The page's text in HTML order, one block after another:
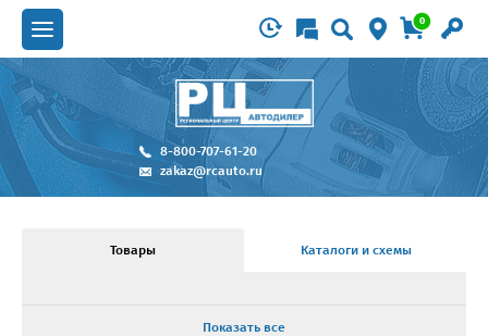
0
8-800-707-61-20
zakaz@rcauto.ru
Товары Каталоги и схемы
Показать все